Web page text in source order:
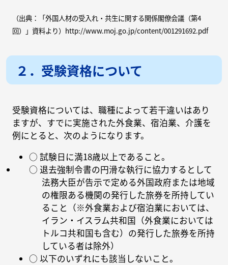
（出典：「外国人材の受入れ・共生に関する関係閣僚会議（第4
回）」資料より）http://www.moj.go.jp/content/001291692.pdf
２．受験資格について
受験資格については、職種によって若干違いはあり
ますが、すでに実施された外食業、宿泊業、介護を
例にとると、次のようになります。
○ 試験日に満18歳以上であること。
○ 退去強制令書の円滑な執行に協力するとして
法務大臣が告示で定める外国政府または地域
の権限ある機関の発行した旅券を所持してい
ること（※外食業および宿泊業においては、
イラン・イスラム共和国（外食業においては
トルコ共和国も含む）の発行した旅券を所持
している者は除外）
○ 以下のいずれにも該当しないこと。